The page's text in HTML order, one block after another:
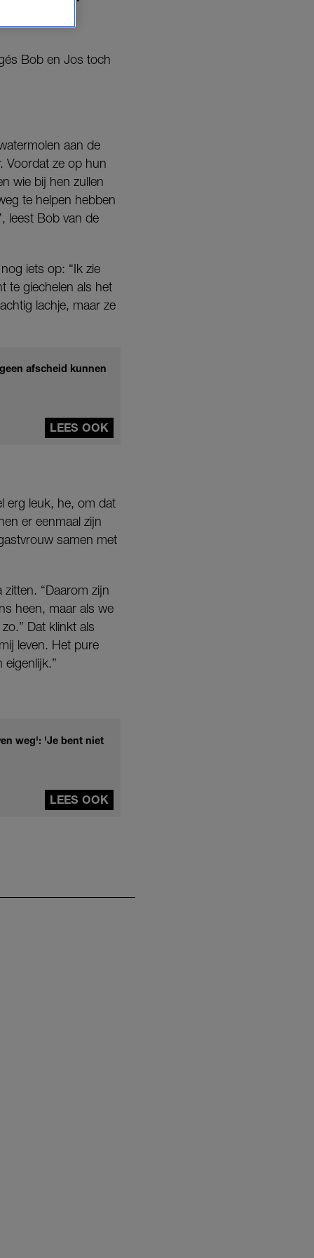
en
Bob en Jos toch
aan de
Voordat ze op hun
wie bij hen zullen
te helpen hebben
leest Bob van de
iets op: “Ik zie
te giechelen als het
lachje, maar ze
afscheid kunnen
LEES OOK
erg leuk, he, om dat
er eenmaal zijn
samen met
“Daarom zijn
heen, maar als we
Dat klinkt als
leven. Het pure
weg': 'Je bent niet
LEES OOK